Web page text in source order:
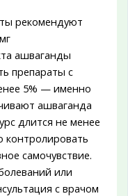
рекомендуют
ашваганды
препараты с
5% — именно
ашваганда
длится не менее
контролировать
самочувствие.
или
с врачом